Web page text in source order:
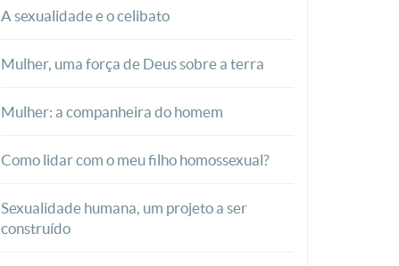
A sexualidade e o celibato
Mulher, uma força de Deus sobre a terra
Mulher: a companheira do homem
Como lidar com o meu filho homossexual?
Sexualidade humana, um projeto a ser
construído